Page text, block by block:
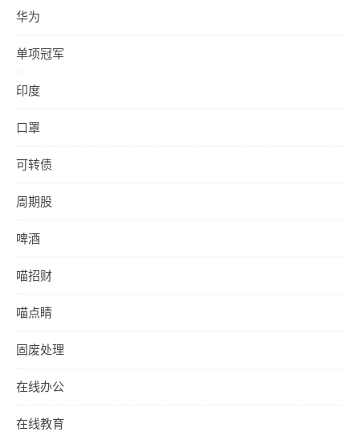
华为
单项冠军
印度
口罩
可转债
周期股
啤酒
喵招财
喵点睛
固废处理
在线办公
在线教育